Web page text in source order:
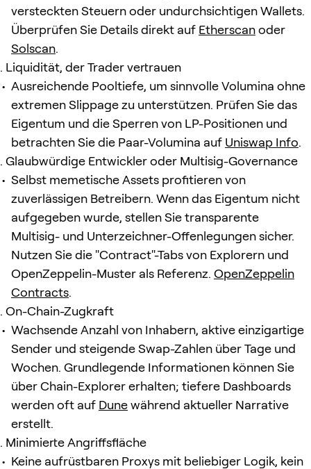
versteckten Steuern oder undurchsichtigen Wallets.
Überprüfen Sie Details direkt auf Etherscanoder
Solscan.
Liquidität, der Trader vertrauen
Ausreichende Pooltiefe, um sinnvolle Volumina ohne
extremen Slippage zu unterstützen. Prüfen Sie das
Eigentum und die Sperren von LP-Positionen und
betrachten Sie die Paar-Volumina auf Uniswap Info.
Glaubwürdige Entwickler oder Multisig-Governance
Selbst memetische Assets profitieren von
zuverlässigen Betreibern. Wenn das Eigentum nicht
aufgegeben wurde, stellen Sie transparente
Multisig- und Unterzeichner-Offenlegungen sicher.
Nutzen Sie die "Contract"-Tabs von Explorern und
OpenZeppelin-Muster als Referenz. OpenZeppelin
Contracts.
On-Chain-Zugkraft
Wachsende Anzahl von Inhabern, aktive einzigartige
Sender und steigende Swap-Zahlen über Tage und
Wochen. Grundlegende Informationen können Sie
über Chain-Explorer erhalten; tiefere Dashboards
werden oft auf Dunewährend aktueller Narrative
erstellt.
Minimierte Angriffsfläche
Keine aufrüstbaren Proxys mit beliebiger Logik, kein